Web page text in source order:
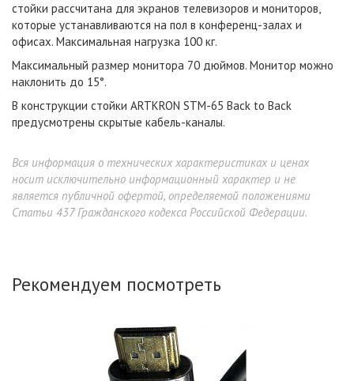
стойки рассчитана для экранов телевизоров и мониторов,
которые устанавливаются на пол в конференц-залах и
офисах. Максимальная нагрузка 100 кг.
Максимальный размер монитора 70 дюймов. Монитор можно
наклонить до 15°.
В конструкции стойки ARTKRON​ STM-65 Back to Back
предусмотрены скрытые кабель-каналы.
Вся информация о технических характеристиках и ценах
носит исключительно информационный характер и не
является публичной офертой, определяемой положениями
Статьи 437 Гражданского кодекса Российской Федерации.
Рекомендуем посмотреть